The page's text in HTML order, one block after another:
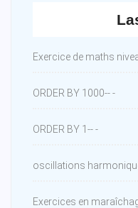
Exercice de maths
ORDER BY 1000-- -
ORDER BY 1-- -
oscillations
Exercices en